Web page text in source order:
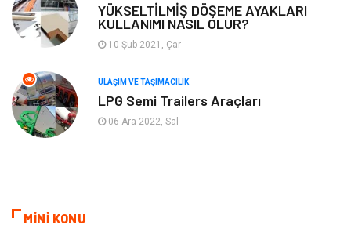
Plastik
Ambalaj Eğlence
Pazarlama
YÜKSELTİLMİŞ DÖŞEME AYAKLARI
KULLANIMI NASIL OLUR?
10 Şub 2021, Çar
ULAŞIM VE TAŞIMACILIK
LPG Semi Trailers Araçları
06 Ara 2022, Sal
MİNİ KONU